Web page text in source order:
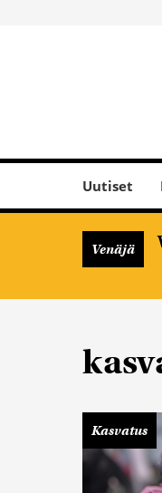
Uutiset
Venäjä
Kasvatus